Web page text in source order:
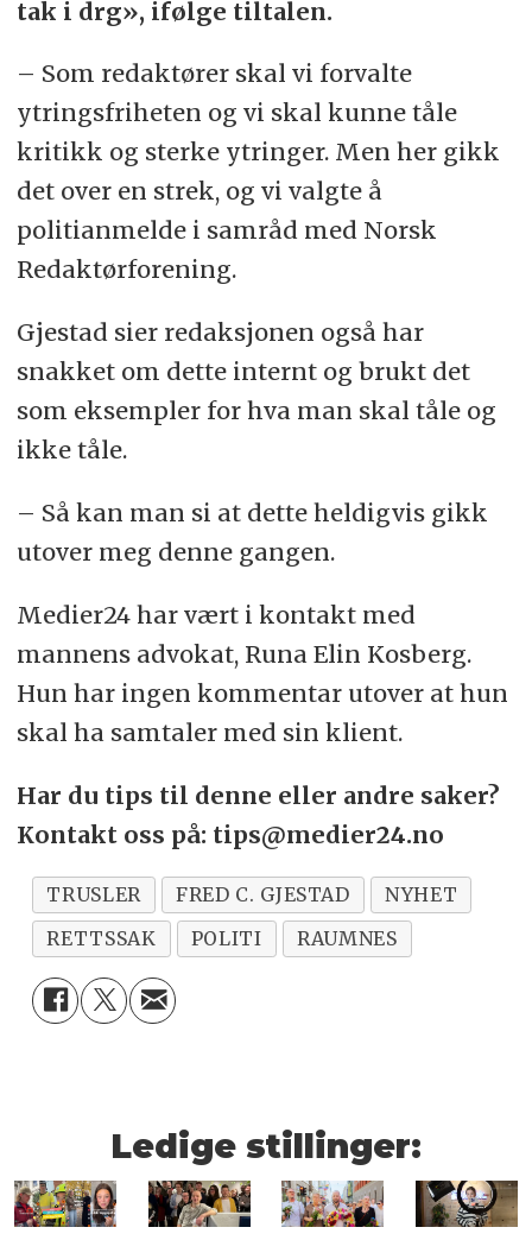
tak i drg», ifølge tiltalen.
– Som redaktører skal vi forvalte
ytringsfriheten og vi skal kunne tåle
kritikk og sterke ytringer. Men her gikk
det over en strek, og vi valgte å
politianmelde i samråd med Norsk
Redaktørforening.
Gjestad sier redaksjonen også har
snakket om dette internt og brukt det
som eksempler for hva man skal tåle og
ikke tåle.
– Så kan man si at dette heldigvis gikk
utover meg denne gangen.
Medier24 har vært i kontakt med
mannens advokat, Runa Elin Kosberg.
Hun har ingen kommentar utover at hun
skal ha samtaler med sin klient.
Har du tips til denne eller andre saker?
Kontakt oss på: tips@medier24.no
TRUSLER FRED C. GJESTAD
NYHET
RETTSSAK
POLITI RAUMNES
Ledige stillinger: